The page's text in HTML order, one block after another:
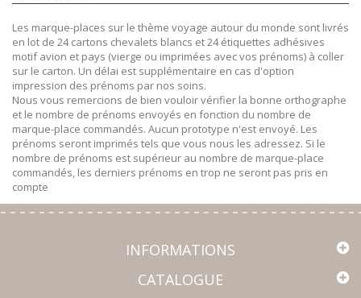
Les marque-places sur le thème voyage autour du monde sont livrés
en lot de 24 cartons chevalets blancs et 24 étiquettes adhésives
motif avion et pays (vierge ou imprimées avec vos prénoms) à coller
sur le carton. Un délai est supplémentaire en cas d'option
impression des prénoms par nos soins.
Nous vous remercions de bien vouloir vérifier la bonne orthographe
et le nombre de prénoms envoyés en fonction du nombre de
marque-place commandés. Aucun prototype n'est envoyé. Les
prénoms seront imprimés tels que vous nous les adressez. Si le
nombre de prénoms est supérieur au nombre de marque-place
commandés, les derniers prénoms en trop ne seront pas pris en
compte
INFORMATIONS
CATALOGUE